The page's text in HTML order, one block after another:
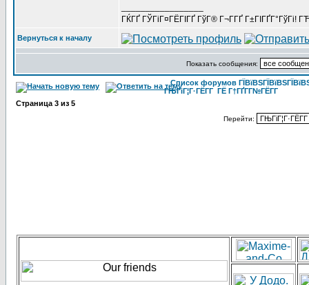
ГЌГҐ ГЎГіГ¤ГЁГІГҐ ГўГ® Г¬Г­ГҐ Г±ГІГҐГ°ГўГі!
Вернуться к началу
Показать сообщения:
Список форумов
ГЊГіГ¦Г·ГЁГ­Г ГЁ Г†ГҐГ­Г№ГЁГ­Г
Страница 3 из 5
Перейти: